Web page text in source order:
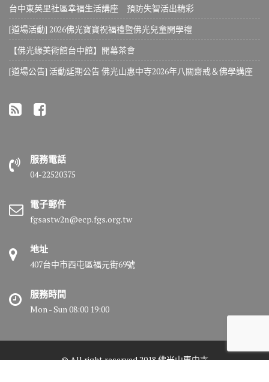
台中東英里社區幸福生活講座 預防失智活出精彩
[道場活動] 2026佛光寶寶祝福禮暨佛光兒童開學禮
【佛光緣美術館台中館】開幕茶會
[道場公告] 活動延期公告 佛光山惠中寺2026年八關齋戒＆佛學講座
服務電話
04-22520375
電子郵件
fgsastw2n@ecp.fgs.org.tw
地址
407台中市西屯區福元街69號
服務時間
Mon - Sun 08:00 19:00
© All right reserved 2018 佛光山惠中寺